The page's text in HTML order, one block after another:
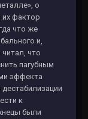
о
их фактор
что же
и,
что
пагубным
эффекта
к
были